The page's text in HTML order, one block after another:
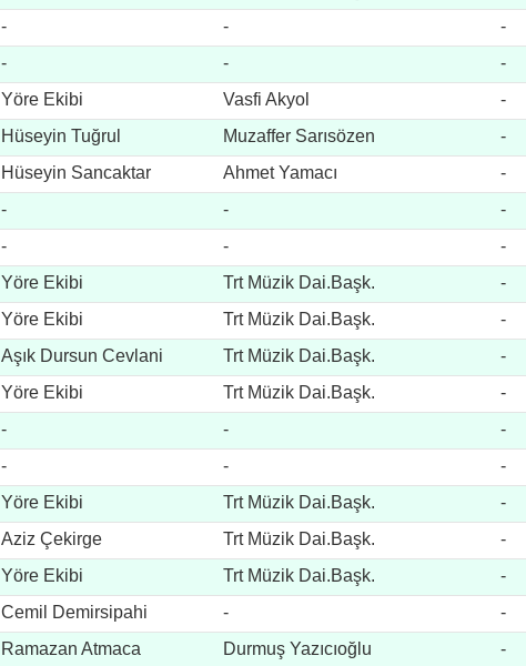
- -
-
- -
-
Yöre Ekibi Vasfi Akyol
-
Hüseyin Tuğrul Muzaffer Sarısözen
-
Hüseyin Sancaktar Ahmet Yamacı
-
- -
-
- -
-
Yöre Ekibi Trt Müzik Dai.Başk.
-
Yöre Ekibi Trt Müzik Dai.Başk.
-
Aşık Dursun Cevlani Trt Müzik Dai.Başk.
-
Yöre Ekibi Trt Müzik Dai.Başk.
-
- -
-
- -
-
Yöre Ekibi Trt Müzik Dai.Başk.
-
Aziz Çekirge Trt Müzik Dai.Başk.
-
Yöre Ekibi Trt Müzik Dai.Başk.
-
Cemil Demirsipahi -
-
Ramazan Atmaca Durmuş Yazıcıoğlu
-